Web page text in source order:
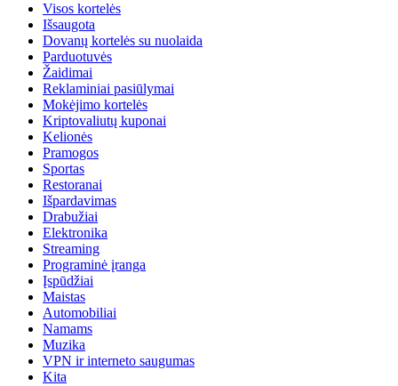
Visos kortelės
Išsaugota
Dovanų kortelės su nuolaida
Parduotuvės
Žaidimai
Reklaminiai pasiūlymai
Mokėjimo kortelės
Kriptovaliutų kuponai
Kelionės
Pramogos
Sportas
Restoranai
Išpardavimas
Drabužiai
Elektronika
Streaming
Programinė įranga
Įspūdžiai
Maistas
Automobiliai
Namams
Muzika
VPN ir interneto saugumas
Kita